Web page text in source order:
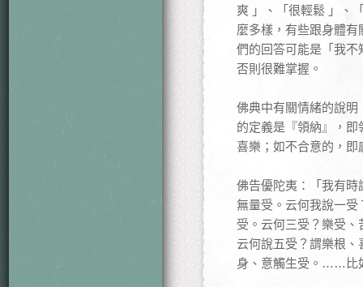
爽 」、「很輕鬆 」、
麼多樣，有些跟身體
們的回答可能是「我
否則很難掌握。
佛典中有關情緒的說
的定義是『領納』，
喜樂；如不合意的，
佛告優陀夷：「我有
無量受。云何我說一
受。云何三受？樂受
云何說五受？謂樂根
身、意觸生受。……比